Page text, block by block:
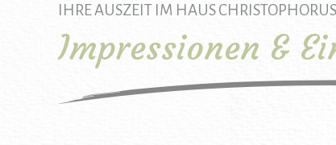
IHRE AUSZEIT IM HAUS CHRISTOPHORUS
Impressionen &